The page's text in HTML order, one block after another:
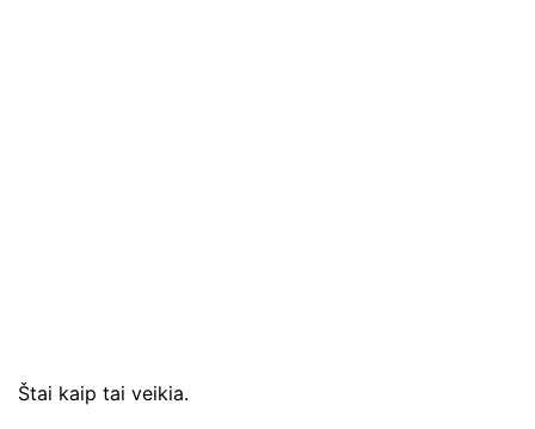
Štai kaip tai veikia.